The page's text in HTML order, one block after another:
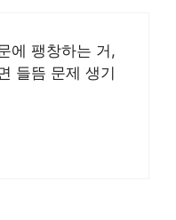
에 팽창하는 거,
들뜸 문제 생기